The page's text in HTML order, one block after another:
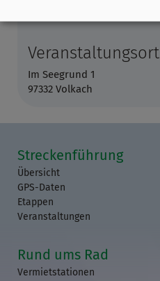
Veranstaltungsort
Im Seegrund 1
97332 Volkach
Streckenführung
Übersicht
GPS-Daten
Etappen
Veranstaltungen
Rund ums Rad
Vermietstationen